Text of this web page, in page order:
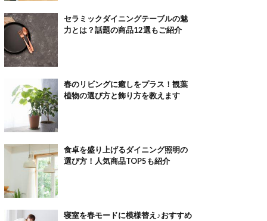
セラミックダイニングテーブルの魅
力とは？話題の商品12選もご紹介
春のリビングに癒しをプラス！観葉
植物の選び方と飾り方を教えます
食卓を盛り上げるダイニング照明の
選び方！人気商品TOP5も紹介
寝室を春モードに模様替え♪おすすめ